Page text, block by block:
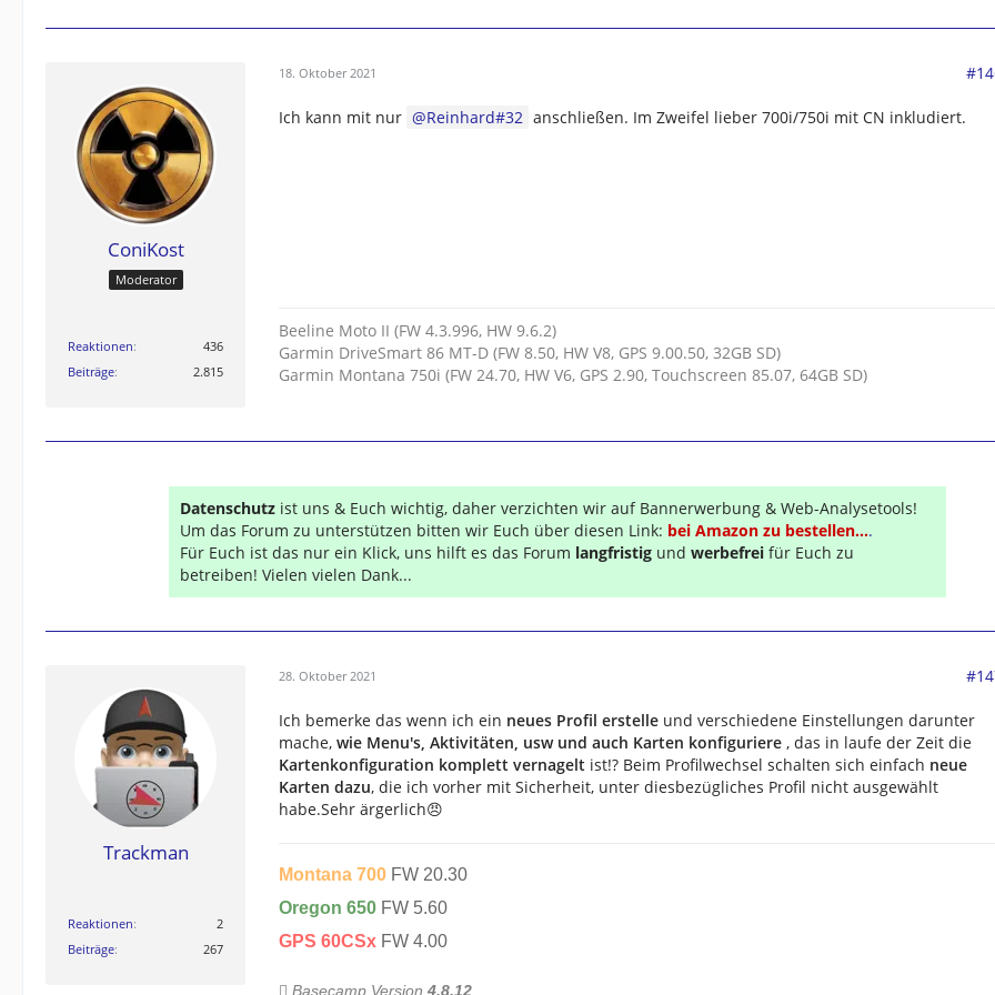
ConiKost
Moderator
Reaktionen
436
Beiträge
2.815
18. Oktober 2021
Ich kann mit nur Reinhard#32 anschließen. Im Zweifel lieber 700i/750i mit CN inkludiert.
Beeline Moto II (FW 4.3.996, HW 9.6.2)
Garmin DriveSmart 86 MT-D (FW 8.50, HW V8, GPS 9.00.50, 32GB SD)
Garmin Montana 750i (FW 24.70, HW V6, GPS 2.90, Touchscreen 85.07, 64GB SD)
Datenschutz ist uns & Euch wichtig, daher verzichten wir auf Bannerwerbung & Web-Analysetools!
Um das Forum zu unterstützen bitten wir Euch über diesen Link: bei Amazon zu bestellen....
Für Euch ist das nur ein Klick, uns hilft es das Forum langfristig und werbefrei für Euch zu
betreiben! Vielen vielen Dank...
Trackman
Reaktionen
2
Beiträge
267
28. Oktober 2021
Ich bemerke das wenn ich ein neues Profil erstelle und verschiedene Einstellungen darunter
mache, wie Menu's, Aktivitäten, usw und auch Karten konfiguriere , das in laufe der Zeit die
Kartenkonfiguration komplett vernagelt ist!? Beim Profilwechsel schalten sich einfach neue
Karten dazu, die ich vorher mit Sicherheit, unter diesbezügliches Profil nicht ausgewählt
habe.Sehr ärgerlich😠
Montana 700 FW 20.30
Oregon 650 FW 5.60
GPS 60CSx FW 4.00
 Basecamp Version 4.8.12